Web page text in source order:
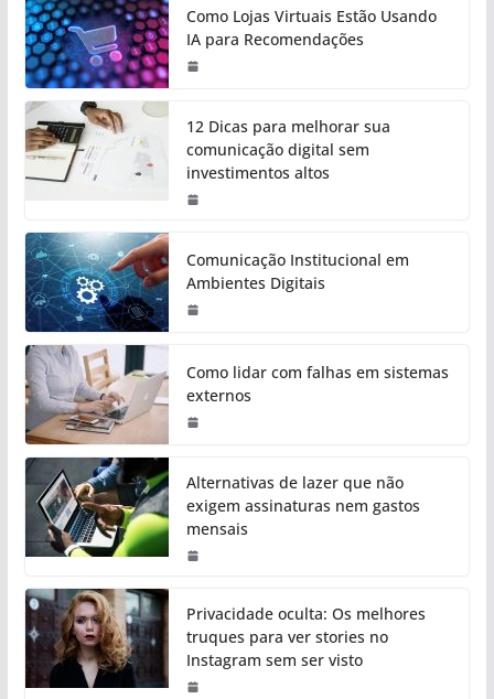
Como Lojas Virtuais Estão Usando
IA para Recomendações
12 Dicas para melhorar sua
comunicação digital sem
investimentos altos
Comunicação Institucional em
Ambientes Digitais
Como lidar com falhas em sistemas
externos
Alternativas de lazer que não
exigem assinaturas nem gastos
mensais
Privacidade oculta: Os melhores
truques para ver stories no
Instagram sem ser visto